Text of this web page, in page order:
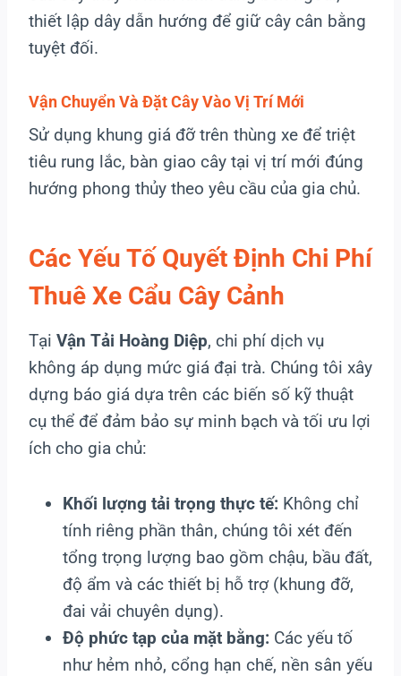
thiết lập dây dẫn hướng để giữ cây cân bằng
tuyệt đối.
Vận Chuyển Và Đặt Cây Vào Vị Trí Mới
Sử dụng khung giá đỡ trên thùng xe để triệt
tiêu rung lắc, bàn giao cây tại vị trí mới đúng
hướng phong thủy theo yêu cầu của gia chủ.
Các Yếu Tố Quyết Định Chi Phí
Thuê Xe Cẩu Cây Cảnh
Tại Vận Tải Hoàng Diệp, chi phí dịch vụ
không áp dụng mức giá đại trà. Chúng tôi xây
dựng báo giá dựa trên các biến số kỹ thuật
cụ thể để đảm bảo sự minh bạch và tối ưu lợi
ích cho gia chủ:
Khối lượng tải trọng thực tế: Không chỉ
tính riêng phần thân, chúng tôi xét đến
tổng trọng lượng bao gồm chậu, bầu đất,
độ ẩm và các thiết bị hỗ trợ (khung đỡ,
đai vải chuyên dụng).
Độ phức tạp của mặt bằng: Các yếu tố
như hẻm nhỏ, cổng hạn chế, nền sân yếu